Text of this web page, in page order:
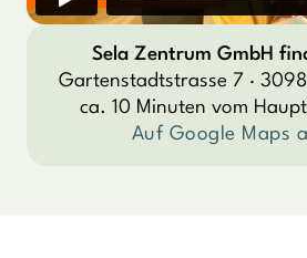
Sela Zentrum GmbH
Gartenstadtstrasse 7 ·
ca. 10 Minuten vom
Auf Google Maps